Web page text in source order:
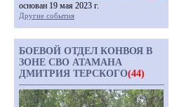
основан 19 мая 2023 г.
Другие события
БОЕВОЙ ОТДЕЛ КОНВОЯ В
ЗОНЕ СВО АТАМАНА
ДМИТРИЯ ТЕРСКОГО(44)